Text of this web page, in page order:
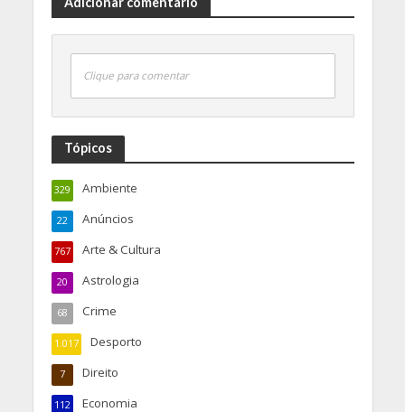
Clique para comentar
Tópicos
Ambiente
329
Anúncios
22
Arte & Cultura
767
Astrologia
20
Crime
68
Desporto
1.017
Direito
7
Economia
112